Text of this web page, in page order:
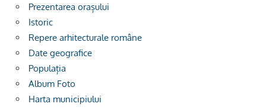
Prezentarea orașului
Istoric
Repere arhitecturale române
Date geografice
Populația
Album Foto
Harta municipiului